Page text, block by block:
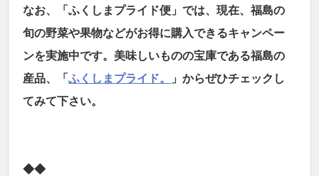
なお、「ふくしまプライド便」では、現在、福島の
旬の野菜や果物などがお得に購入できるキャンペー
ンを実施中です。美味しいものの宝庫である福島の
産品、「ふくしまプライド。
」からぜひチェックし
てみて下さい。
◆◆